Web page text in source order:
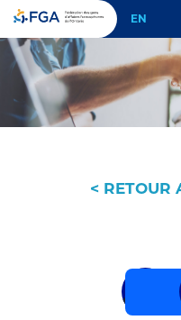
EN
< RETOUR